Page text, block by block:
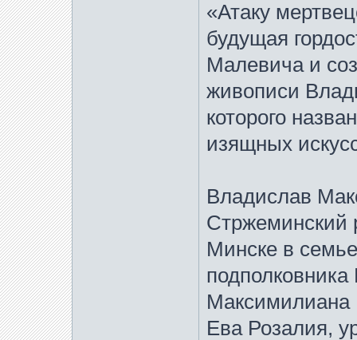
«Атаку
будущая
Малевича и
живописи
которого
изящных
Владислав
Стржеминский
Минске в
Максимилиана
Ева Розалия,